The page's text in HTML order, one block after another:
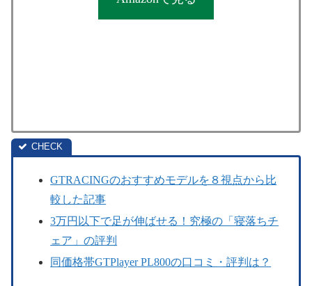
GTRACINGのおすすめモデルを８視点から比
較した記事
3万円以下で足が伸ばせる！究極の「寝落ちチ
ェア」の評判
同価格帯GTPlayer PL800の口コミ・評判は？